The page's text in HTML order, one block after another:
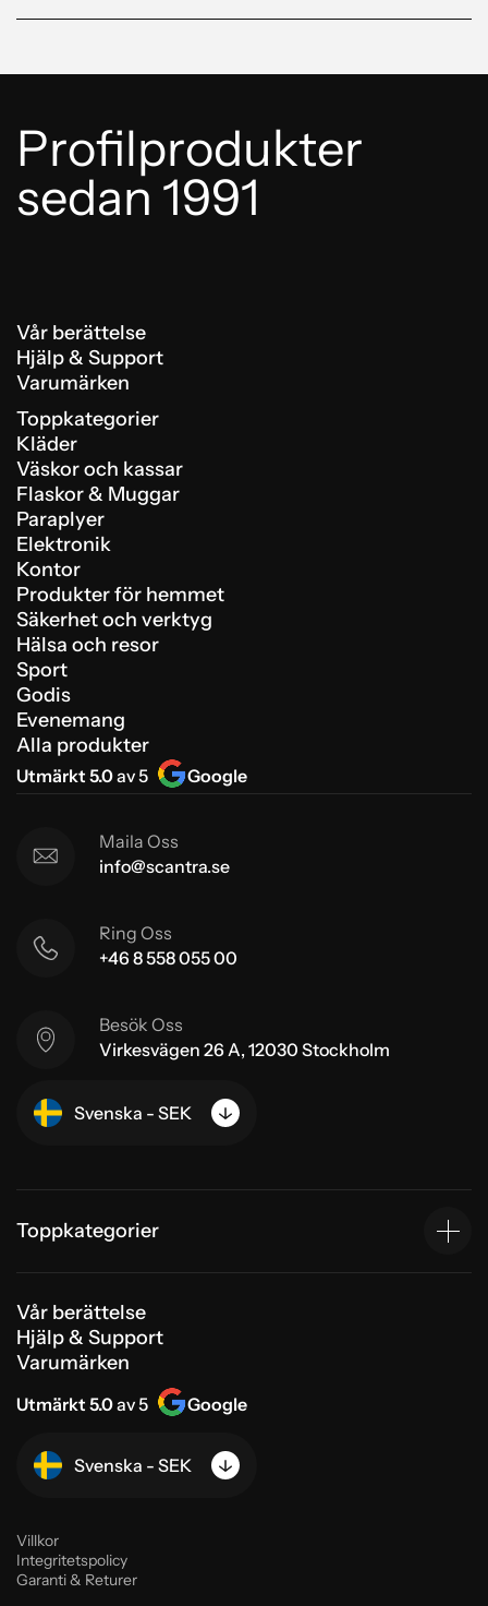
Profilprodukter
sedan 1991
Vår berättelse
Hjälp & Support
Varumärken
Toppkategorier
Kläder
Väskor och kassar
Flaskor & Muggar
Paraplyer
Elektronik
Kontor
Produkter för hemmet
Säkerhet och verktyg
Hälsa och resor
Sport
Godis
Evenemang
Alla produkter
Utmärkt 5.0av 5 Google
Maila Oss
info@scantra.se
Ring Oss
+46 8 558 055 00
Besök Oss
Virkesvägen 26 A, 12030 Stockholm
Svenska - SEK
Toppkategorier
Vår berättelse
Hjälp & Support
Varumärken
Utmärkt 5.0av 5 Google
Svenska - SEK
Villkor
Integritetspolicy
Garanti & Returer